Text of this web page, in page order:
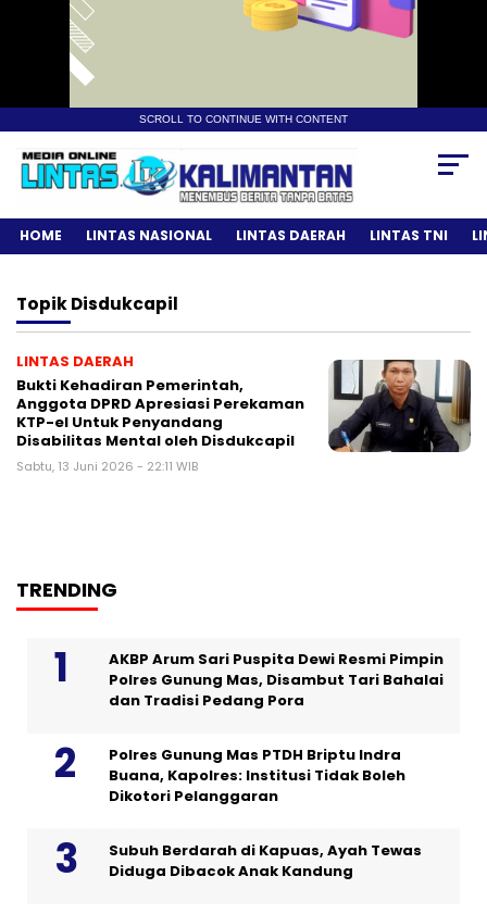
SCROLL TO CONTINUE WITH CONTENT
HOME LINTAS NASIONAL LINTAS DAERAH LINTAS TNI
TopikDisdukcapil
LINTAS DAERAH
Bukti Kehadiran Pemerintah,
Anggota DPRD Apresiasi Perekaman
KTP-el Untuk Penyandang
Disabilitas Mental oleh Disdukcapil
Sabtu, 13 Juni 2026 - 22:11 WIB
TRENDING
AKBP Arum Sari Puspita Dewi Resmi Pimpin
Polres Gunung Mas, Disambut Tari Bahalai
dan Tradisi Pedang Pora
Polres Gunung Mas PTDH Briptu Indra
Buana, Kapolres: Institusi Tidak Boleh
Dikotori Pelanggaran
Subuh Berdarah di Kapuas, Ayah Tewas
Diduga Dibacok Anak Kandung